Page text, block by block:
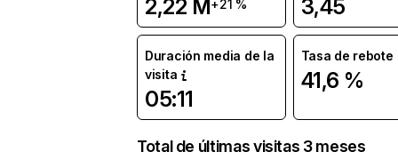
2,22 M+21 % 3,45
Duración media de la
visita
05:11
Tasa de rebote
41,6 %
Total de últimas visitas 3 meses